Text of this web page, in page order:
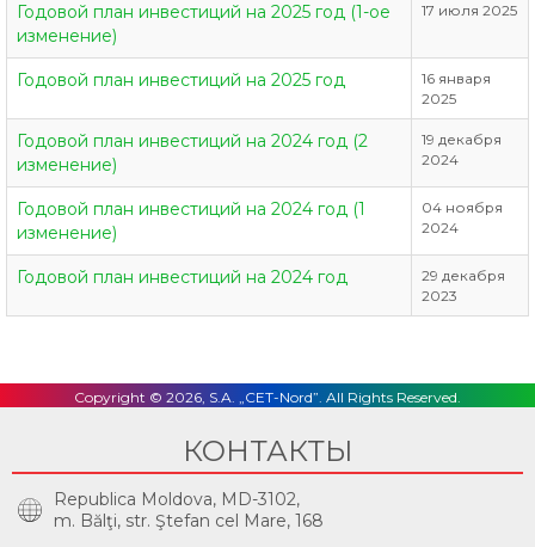
Годовой план инвестиций на 2025 год (1-ое
изменение)
17 июля 2025
Годовой план инвестиций на 2025 год
16 января
2025
Годовой план инвестиций на 2024 год (2
изменение)
19 декабря
2024
Годовой план инвестиций на 2024 год (1
изменение)
04 ноября
2024
Годовой план инвестиций на 2024 год
29 декабря
2023
Copyright © 2026, S.A. „CET-Nord”. All Rights Reserved.
КОНТАКТЫ
Republica Moldova, MD-3102,
m. Bălţi, str. Ştefan cel Mare, 168